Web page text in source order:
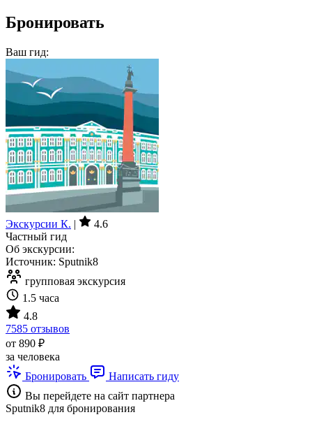
Бронировать
Ваш гид:
Экскурсии К. |
4.6
Частный гид
Об экскурсии:
Источник: Sputnik8
групповая экскурсия
1.5 часа
4.8
7585 отзывов
от 890 ₽
за человека
Бронировать
Написать гиду
Вы перейдете на сайт партнера
Sputnik8 для бронирования